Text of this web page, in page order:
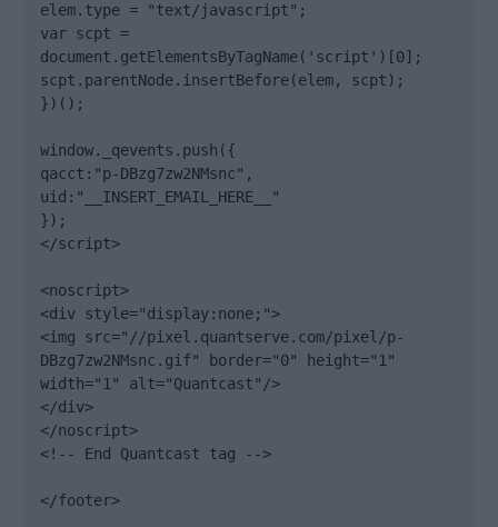
elem.type = "text/javascript";
var scpt =
document.getElementsByTagName('script')[0];
scpt.parentNode.insertBefore(elem, scpt);
})();
window._qevents.push({
qacct:"p-DBzg7zw2NMsnc",
uid:"__INSERT_EMAIL_HERE__"
});
</script>
<noscript>
<div style="display:none;">
<img src="//pixel.quantserve.com/pixel/p-
DBzg7zw2NMsnc.gif" border="0" height="1"
width="1" alt="Quantcast"/>
</div>
</noscript>
<!-- End Quantcast tag -->
</footer>